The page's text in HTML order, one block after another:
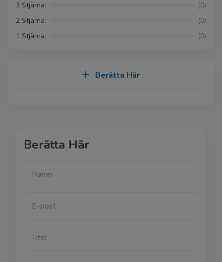
Berätta Här
Berätta Här
Namn
E-post
Titel
3 Stjärna:
(0)
2 Stjärna:
(0)
1 Stjärna:
(0)